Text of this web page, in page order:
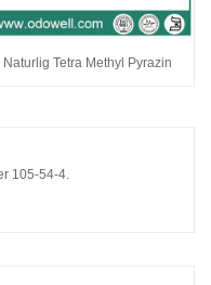
Naturlig Tetra Methyl Pyrazin
105-54-4.